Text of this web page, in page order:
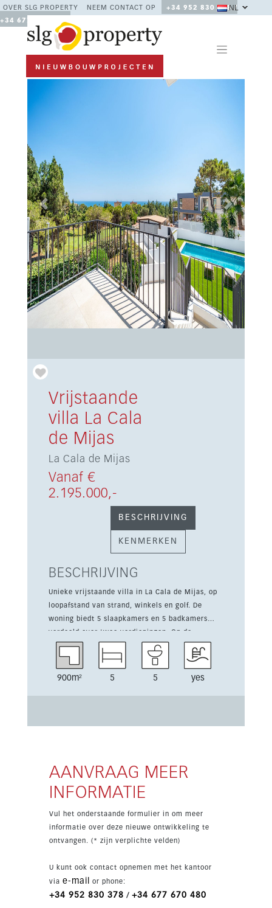
OVER SLG PROPERTY NEEM CONTACT OP
+34 952 830 378 /
+34 677 670 480
NL
Previous Next
Vrijstaande
villa La Cala
de Mijas
La Cala de Mijas
Vanaf €
2.195.000,-
BESCHRIJVING
KENMERKEN
BESCHRIJVING
Unieke vrijstaande villa in La Cala de Mijas, op
loopafstand van strand, winkels en golf. De
woning biedt 5 slaapkamers en 5 badkamers
verdeeld over twee verdiepingen. Op de
entreeverdieping zijn een ruime woon- en
eetkamer met zee- en golfzicht, een open
slaapkamer heeft een eigen toegang, privé
zijn een privézwembad, privétuin, garage,
airconditioning, toeristische licentie en
volledige privacy in een rustige doodlopende
900m² 5 5 yes
AANVRAAG MEER
INFORMATIE
Vul het onderstaande formulier in om meer
informatie over deze nieuwe ontwikkeling te
ontvangen. (* zijn verplichte velden)
U kunt ook contact opnemen met het kantoor
via e-mail or phone:
+34 952 830 378 / +34 677 670 480